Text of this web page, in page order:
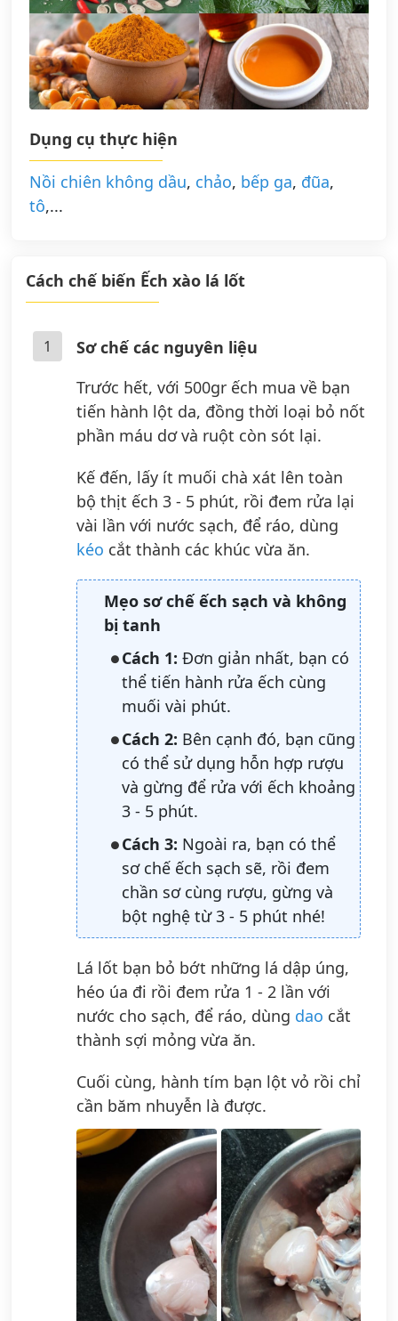
Dụng cụ thực hiện
Nồi chiên không dầu, chảo, bếp ga, đũa,
tô,...
Cách chế biến Ếch xào lá lốt
1
Sơ chế các nguyên liệu
Trước hết, với 500gr ếch mua về bạn
tiến hành lột da, đồng thời loại bỏ nốt
phần máu dơ và ruột còn sót lại.
Kế đến, lấy ít muối chà xát lên toàn
bộ thịt ếch 3 - 5 phút, rồi đem rửa lại
vài lần với nước sạch, để ráo, dùng
kéo cắt thành các khúc vừa ăn.
Mẹo sơ chế ếch sạch và không
bị tanh
Cách 1: Đơn giản nhất, bạn có
thể tiến hành rửa ếch cùng
muối vài phút.
Cách 2: Bên cạnh đó, bạn cũng
có thể sử dụng hỗn hợp rượu
và gừng để rửa với ếch khoảng
3 - 5 phút.
Cách 3: Ngoài ra, bạn có thể
sơ chế ếch sạch sẽ, rồi đem
chần sơ cùng rượu, gừng và
bột nghệ từ 3 - 5 phút nhé!
Lá lốt bạn bỏ bớt những lá dập úng,
héo úa đi rồi đem rửa 1 - 2 lần với
nước cho sạch, để ráo, dùng dao cắt
thành sợi mỏng vừa ăn.
Cuối cùng, hành tím bạn lột vỏ rồi chỉ
cần băm nhuyễn là được.